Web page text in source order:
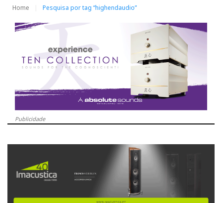
Home Pesquisa por tag “highendaudio”
Publicidade